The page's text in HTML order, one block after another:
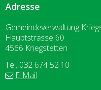
Adresse
Gemeindeverwaltung
Hauptstrasse 60
4566 Kriegstetten
Tel. 032 674 52 10
E-Mail